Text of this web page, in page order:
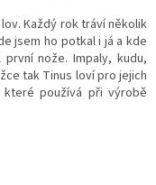
Každý rok tráví několik
jsem ho potkal i já a kde
nože. Impaly, kudu,
tak Tinus loví pro jejich
používá při výrobě